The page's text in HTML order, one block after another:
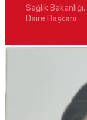
Sağlık
Daire Başkanı